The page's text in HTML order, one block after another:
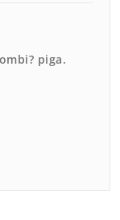
piga.